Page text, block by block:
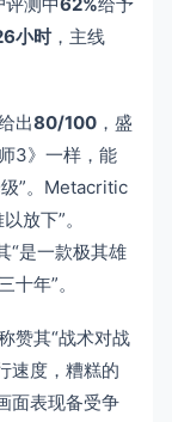
小时，主线
出80/100 ，盛
3》一样，能
”。Metacritic
放下”。
“是一款极其雄
年”。
赞其“战术对战
速度，糟糕的
面表现备受争